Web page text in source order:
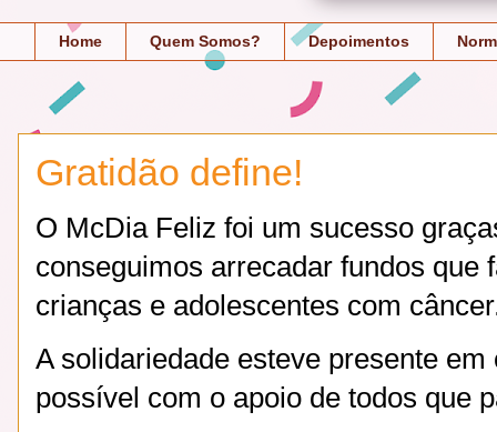
Home Quem Somos? Depoimentos
Gratidão define!
O McDia Feliz foi um sucesso
conseguimos arrecadar fundos que
crianças e adolescentes com
A solidariedade esteve presente
possível com o apoio de todos que